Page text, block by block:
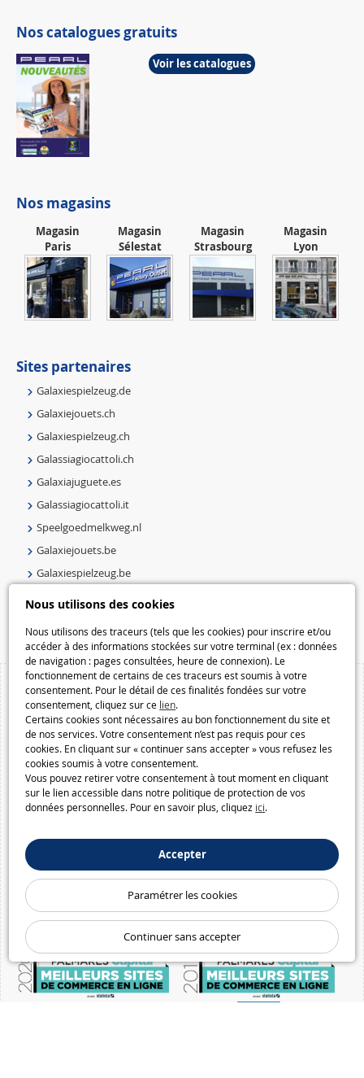
Nous utilisons des cookies
Nous utilisons des traceurs (tels que les cookies) pour inscrire et/ou
accéder à des informations stockées sur votre terminal (ex : données
de navigation : pages consultées, heure de connexion). Le
fonctionnement de certains de ces traceurs est soumis à votre
consentement. Pour le détail de ces finalités fondées sur votre
consentement, cliquez sur ce lien.
Certains cookies sont nécessaires au bon fonctionnement du site et
de nos services. Votre consentement n’est pas requis pour ces
cookies. En cliquant sur « continuer sans accepter » vous refusez les
cookies soumis à votre consentement.
Vous pouvez retirer votre consentement à tout moment en cliquant
sur le lien accessible dans notre politique de protection de vos
données personnelles. Pour en savoir plus, cliquez ici.
Accepter
Paramétrer les cookies
Continuer sans accepter
Nos catalogues gratuits
Voir les catalogues
Nos magasins
Magasin
Paris
Magasin
Sélestat
Magasin
Strasbourg
Magasin
Lyon
Sites partenaires
Galaxiespielzeug.de
Galaxiejouets.ch
Galaxiespielzeug.ch
Galassiagiocattoli.ch
Galaxiajuguete.es
Galassiagiocattoli.it
Speelgoedmelkweg.nl
Galaxiejouets.be
Galaxiespielzeug.be